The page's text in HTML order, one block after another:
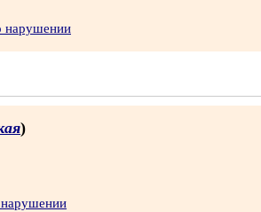
нарушении
)
нарушении